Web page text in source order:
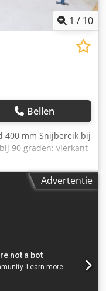
1 / 10
Bellen
400 mm Snijbereik bij
90 graden: vierkant
200 x 80 mm
vermogen kW
Hvepfx Abljrf
Automatische
1500mm
Advertentie